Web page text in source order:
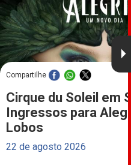
Compartilhe
Cirque du Soleil em
Ingressos para
Lobos
22 de agosto 2026